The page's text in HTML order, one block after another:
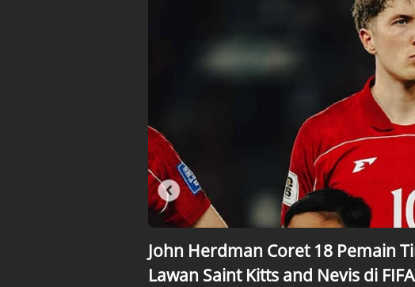
John Herdman Coret 18 Pemain
Lawan Saint Kitts and Nevis di